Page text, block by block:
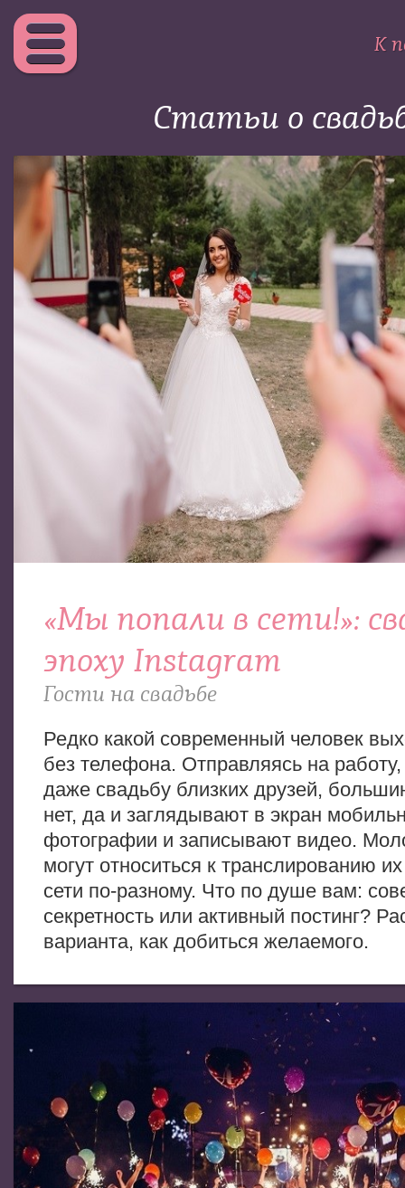
К
Статьи о
«Мы попали в сети!»:
эпоху Instagram
Гости на свадьбе
Редко какой современный человек
без телефона. Отправляясь на работу,
даже свадьбу близких друзей,
нет, да и заглядывают в экран
фотографии и записывают видео.
могут относиться к транслированию
сети по-разному. Что по душе вам:
секретность или активный постинг?
варианта, как добиться желаемого.